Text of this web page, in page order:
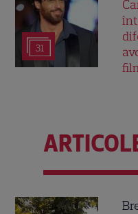
31